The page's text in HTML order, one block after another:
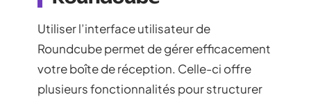
Utiliser l’interface utilisateur de
Roundcube permet de gérer efficacement
votre boîte de réception. Celle-ci offre
plusieurs fonctionnalités pour structurer